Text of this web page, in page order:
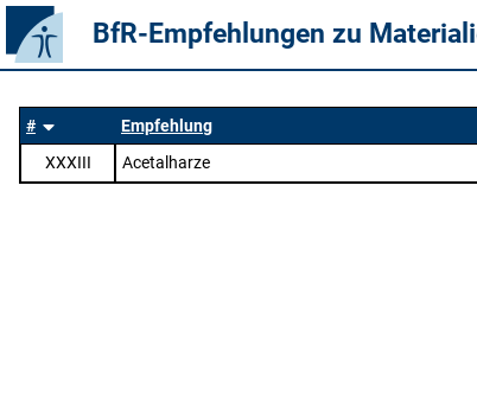
BfR-Empfehlungen zu
#
Empfehlung
XXXIII
Acetalharze